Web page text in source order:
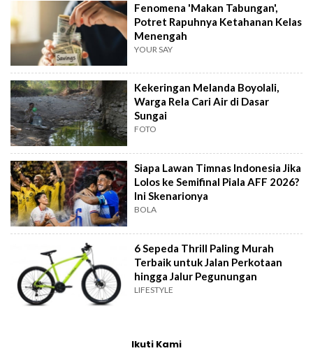
Fenomena 'Makan Tabungan',
Potret Rapuhnya Ketahanan Kelas
Menengah
YOUR SAY
Kekeringan Melanda Boyolali,
Warga Rela Cari Air di Dasar
Sungai
FOTO
Siapa Lawan Timnas Indonesia Jika
Lolos ke Semifinal Piala AFF 2026?
Ini Skenarionya
BOLA
6 Sepeda Thrill Paling Murah
Terbaik untuk Jalan Perkotaan
hingga Jalur Pegunungan
LIFESTYLE
Ikuti Kami